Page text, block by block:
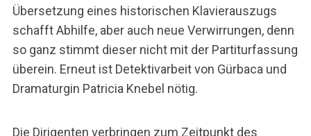
Übersetzung eines historischen Klavierauszugs
schafft Abhilfe, aber auch neue Verwirrungen, denn
so ganz stimmt dieser nicht mit der Partiturfassung
überein. Erneut ist Detektivarbeit von Gürbaca und
Dramaturgin Patricia Knebel nötig.
Die Dirigenten verbringen zum Zeitpunkt des